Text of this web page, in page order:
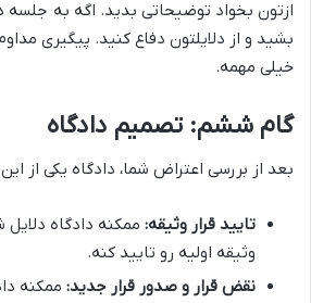
ازتون بخواد توضیحاتی بدید. اگه به
بشید و از دلایلتون دفاع کنید. پیگیری
خیلی مهمه.
گام ششم: تصمیم دادگاه
بعد از بررسی اعتراض شما، دادگاه یکی از
تایید قرار وثیقه: ممکنه دادگاه دلایل
وثیقه اولیه رو تایید کنه.
نقض قرار و صدور قرار جدید: ممکنه